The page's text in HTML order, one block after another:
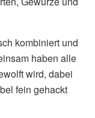
kombiniert und
haben alle
wird, dabei
fein gehackt